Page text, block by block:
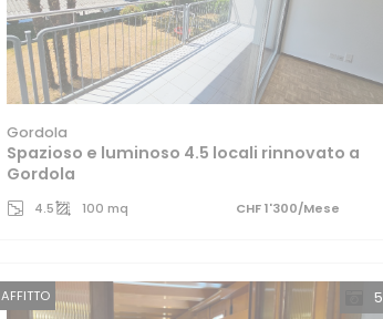
Gordola
Spazioso e luminoso 4.5 locali rinnovato a
Gordola
4.5 100 mq CHF 1'300/Mese
5
AFFITTO